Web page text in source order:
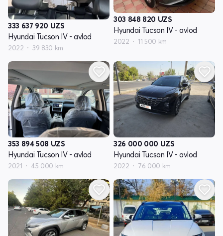
333 637 920 UZS
Hyundai Tucson IV - avlod
2022 39 830 km
303 848 820 UZS
Hyundai Tucson IV - avlod
2022 11 500 km
353 894 508 UZS
Hyundai Tucson IV - avlod
2021 45 000 km
326 000 000 UZS
Hyundai Tucson IV - avlod
2022 76 000 km